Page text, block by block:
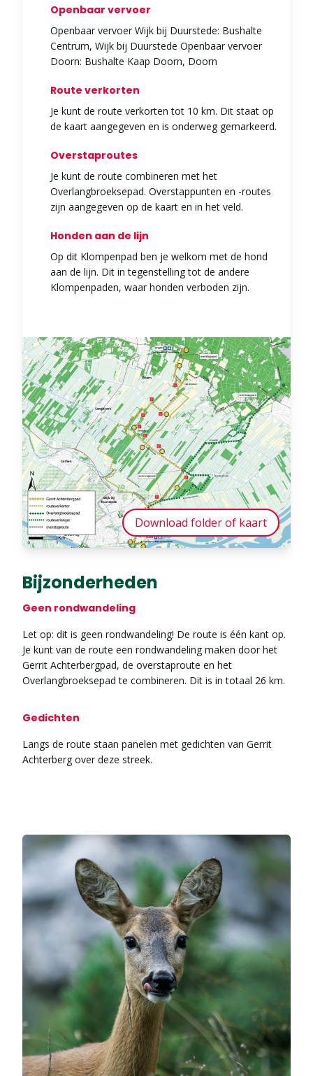
Download folder of kaart
Openbaar vervoer
Openbaar vervoer Wijk bij Duurstede: Bushalte
Centrum, Wijk bij Duurstede Openbaar vervoer
Doorn: Bushalte Kaap Doorn, Doorn
Route verkorten
Je kunt de route verkorten tot 10 km. Dit staat op
de kaart aangegeven en is onderweg gemarkeerd.
Overstaproutes
Je kunt de route combineren met het
Overlangbroeksepad. Overstappunten en -routes
zijn aangegeven op de kaart en in het veld.
Honden aan de lijn
Op dit Klompenpad ben je welkom met de hond
aan de lijn. Dit in tegenstelling tot de andere
Klompenpaden, waar honden verboden zijn.
Bijzonderheden
Geen rondwandeling
Let op: dit is geen rondwandeling! De route is één kant op.
Je kunt van de route een rondwandeling maken door het
Gerrit Achterbergpad, de overstaproute en het
Overlangbroeksepad te combineren. Dit is in totaal 26 km.
Gedichten
Langs de route staan panelen met gedichten van Gerrit
Achterberg over deze streek.